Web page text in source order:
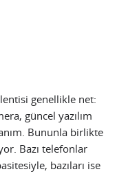
genellikle net:
güncel yazılım
Bununla birlikte
Bazı telefonlar
bazıları ise